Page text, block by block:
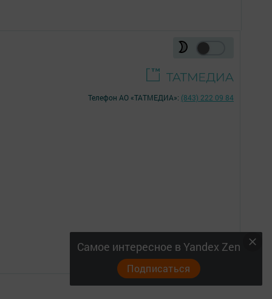
Самое интересное в Yandex Zen
Подписаться
Телефон АО «ТАТМЕДИА»: (843) 222 09 84
16+